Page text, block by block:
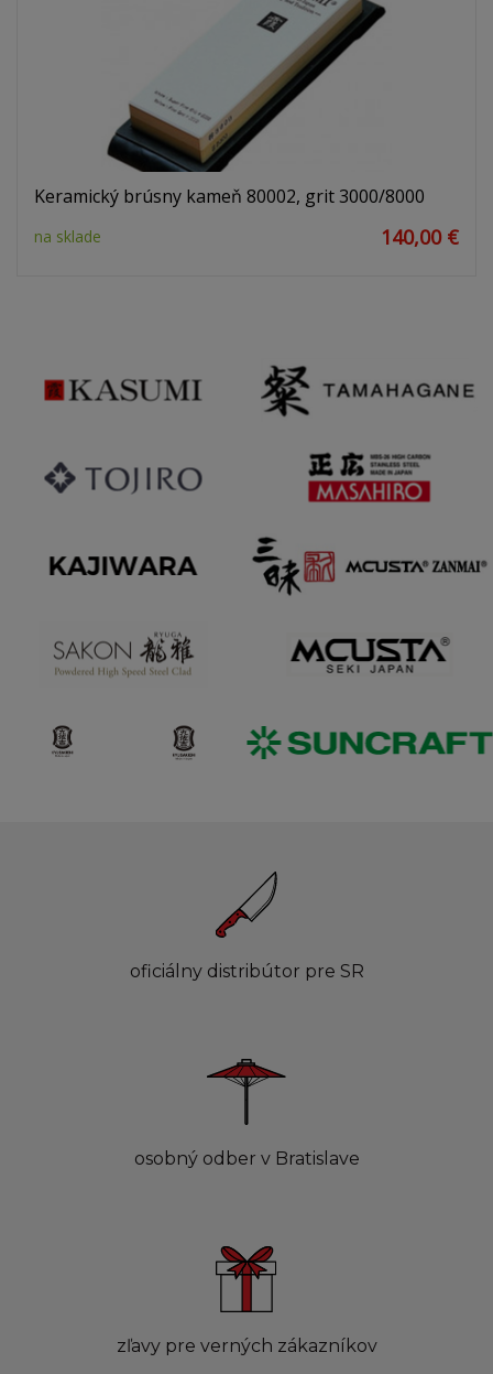
Keramický brúsny kameň 80002, grit 3000/8000
na sklade 140,00 €
oficiálny distribútor pre SR
osobný odber v Bratislave
zľavy pre verných zákazníkov